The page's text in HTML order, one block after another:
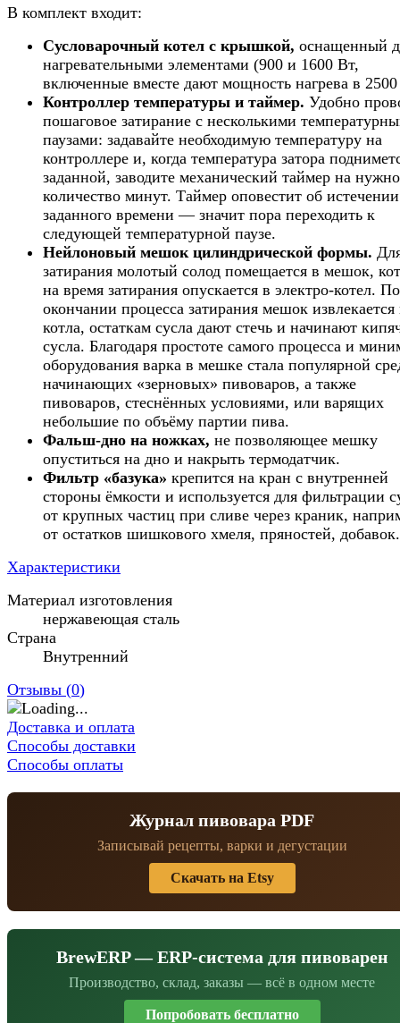
В комплект входит:
Сусловарочный котел с крышкой, оснащенный
нагревательными элементами (900 и 1600 Вт,
включенные вместе дают мощность нагрева в
Контроллер температуры и таймер. Удобно
пошаговое затирание с несколькими
паузами: задавайте необходимую температуру на
контроллере и, когда температура затора
заданной, заводите механический таймер на
количество минут. Таймер оповестит об истечении
заданного времени — значит пора переходить к
следующей температурной паузе.
Нейлоновый мешок цилиндрической формы.
затирания молотый солод помещается в мешок,
на время затирания опускается в электро-котел. По
окончании процесса затирания мешок извлекается
котла, остаткам сусла дают стечь и начинают
сусла. Благодаря простоте самого процесса и
оборудования варка в мешке стала популярной
начинающих «зерновых» пивоваров, а также
пивоваров, стеснённых условиями, или варящих
небольшие по объёму партии пива.
Фальш-дно на ножках, не позволяющее мешку
опуститься на дно и накрыть термодатчик.
Фильтр «базука» крепится на кран с внутренней
стороны ёмкости и используется для фильтрации
от крупных частиц при сливе через краник,
от остатков шишкового хмеля, пряностей, добавок.
Характеристики
Материал изготовления
нержавеющая сталь
Страна
Внутренний
Отзывы (0)
Доставка и оплата
Способы доставки
Способы оплаты
Журнал пивовара PDF
Записывай рецепты, варки и дегустации
Скачать на Etsy
BrewERP — ERP-система для пивоварен
Производство, склад, заказы — всё в одном месте
Попробовать бесплатно